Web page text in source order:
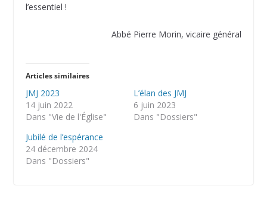
l’essentiel !
Abbé Pierre Morin, vicaire général
Articles similaires
JMJ 2023
14 juin 2022
Dans "Vie de l'Église"
L’élan des JMJ
6 juin 2023
Dans "Dossiers"
Jubilé de l’espérance
24 décembre 2024
Dans "Dossiers"